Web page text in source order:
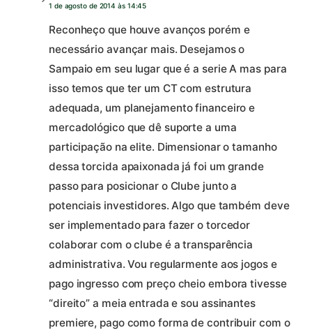
1 de agosto de 2014 às 14:45
Reconheço que houve avanços porém e
necessário avançar mais. Desejamos o
Sampaio em seu lugar que é a serie A mas para
isso temos que ter um CT com estrutura
adequada, um planejamento financeiro e
mercadológico que dê suporte a uma
participação na elite. Dimensionar o tamanho
dessa torcida apaixonada já foi um grande
passo para posicionar o Clube junto a
potenciais investidores. Algo que também deve
ser implementado para fazer o torcedor
colaborar com o clube é a transparência
administrativa. Vou regularmente aos jogos e
pago ingresso com preço cheio embora tivesse
“direito” a meia entrada e sou assinantes
premiere, pago como forma de contribuir com o